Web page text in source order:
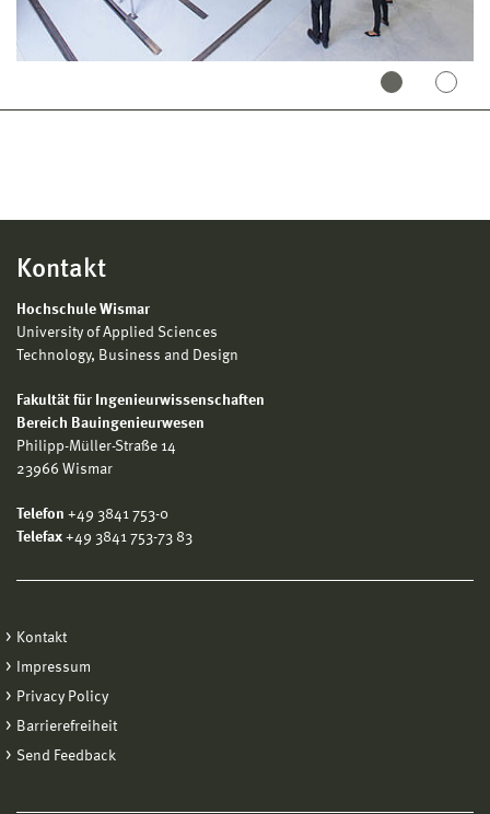
Kontakt
Hochschule Wismar
University of Applied Sciences
Technology, Business and Design
Fakultät für Ingenieurwissenschaften
Bereich Bauingenieurwesen
Philipp-Müller-Straße 14
23966 Wismar
Telefon +49 3841 753-0
Telefax +49 3841 753-73 83
Kontakt
Impressum
Privacy Policy
Barrierefreiheit
Send Feedback